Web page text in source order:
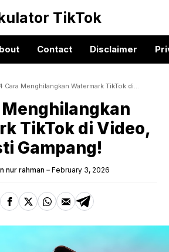
TikTok
Contact Disclaimer
Cara Menghilangkan Watermark TikTok di
Menghilangkan
TikTok di Video,
Gampang!
nur rahman February 3, 2026